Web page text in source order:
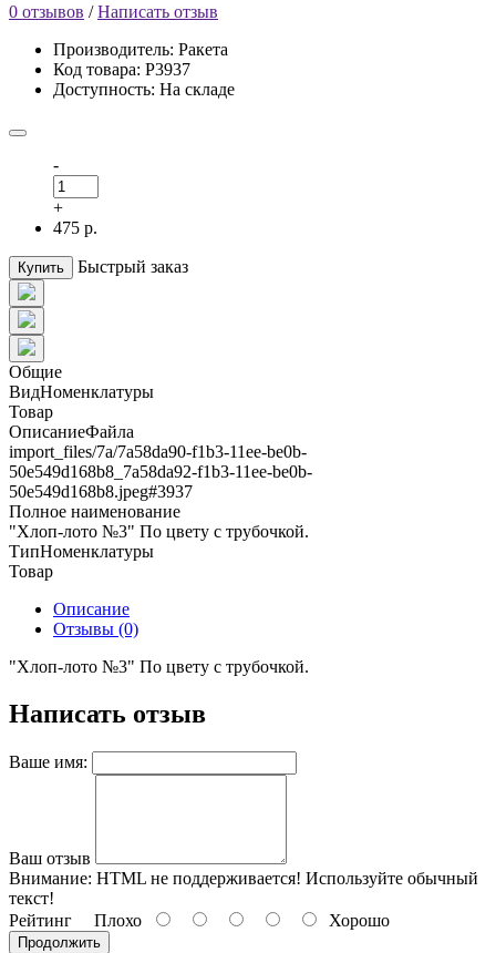
0 отзывов /Написать отзыв
Производитель: Ракета
Код товара: Р3937
Доступность: На складе
-
+
475 р.
Купить Быстрый заказ
Общие
ВидНоменклатуры
Товар
ОписаниеФайла
import_files/7a/7a58da90-f1b3-11ee-be0b-
50e549d168b8_7a58da92-f1b3-11ee-be0b-
50e549d168b8.jpeg#3937
Полное наименование
"Хлоп-лото №3" По цвету с трубочкой.
ТипНоменклатуры
Товар
Описание
Отзывы (0)
"Хлоп-лото №3" По цвету с трубочкой.
Написать отзыв
Ваше имя:
Ваш отзыв
Внимание: HTML не поддерживается! Используйте обычный
текст!
Рейтинг Плохо Хорошо
Продолжить